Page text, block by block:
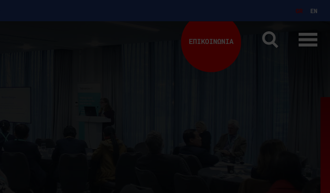
GR EN
ΕΠΙΚΟΙΝΩΝΙΑ